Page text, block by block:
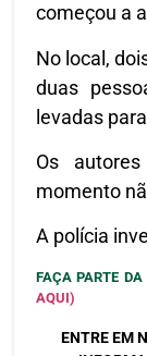
começou a
No local,
duas
levadas
Os
momento
A polícia
FAÇA PARTE
AQUI)
ENTRE EM